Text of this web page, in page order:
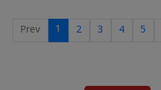
Prev 1 2 3 4 5